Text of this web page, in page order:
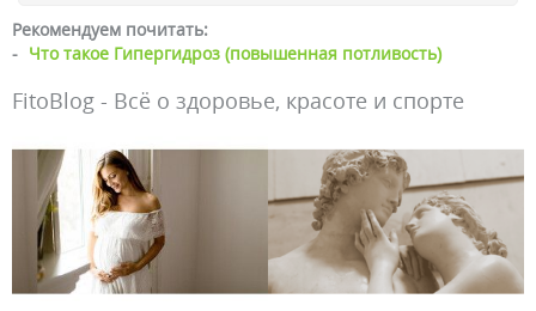
Рекомендуем почитать:
- Что такое Гипергидроз (повышенная потливость)
FitoBlog - Всё о здоровье, красоте и спорте